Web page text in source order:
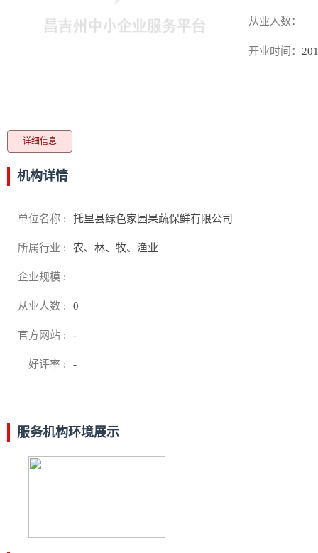
从业人数：
开业时间：
详细信息
机构详情
单位名称 : 托里县绿色家园果蔬保鲜有限公司
所属行业 : 农、林、牧、渔业
企业规模 :
从业人数 : 0
官方网站 : -
好评率 : -
服务机构环境展示